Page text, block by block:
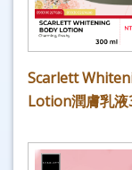
Scarlett
Lotion潤膚乳